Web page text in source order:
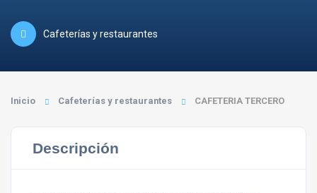
Cafeterías y restaurantes
Inicio Cafeterías y restaurantes CAFETERIA TERCERO
Descripción